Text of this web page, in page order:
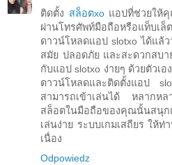
ติดตั้ง สล็อตxoแอปที่ช่วยให้คุ
ผ่านโทรศัพท์มือถือหรือแท็บเ
ดาวน์โหลดแอป slotxo ได้แล้
สมัย ปลอดภัย และสะดวกสบา
กับแอป slotxo ง่ายๆ ด้วยตัวเ
ดาวน์โหลดและติดตั้งแอป
สามารถเข้าเล่นได้ หลากหล
สล็อตในมือถือของคุณนั้นสนุ
เล่นง่าย ระบบเกมเสถียร ให้
เนื่อง
Odpowiedz